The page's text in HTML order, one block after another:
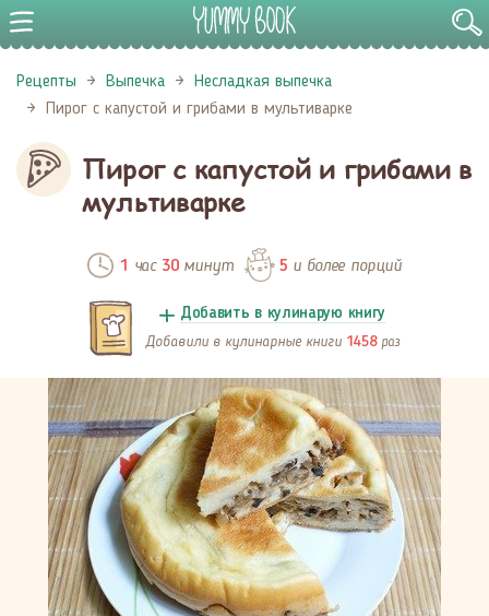
Рецепты Выпечка
Несладкая выпечка
Пирог с капустой и грибами в мультиварке
Пирог с капустой и грибами в
мультиварке
1 час 30минут 5 и более порций
Добавить в кулинарую книгу
Добавили в кулинарные книги 1458 раз